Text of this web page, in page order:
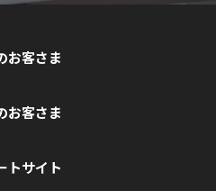
お客さま
お客さま
トサイト